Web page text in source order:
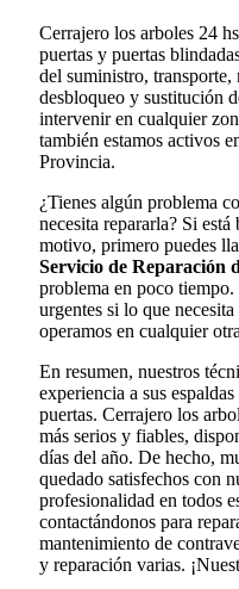
Cerrajero los arboles 24
puertas y puertas
del suministro,
desbloqueo y sustitución
intervenir en cualquier
también estamos activos
Provincia.
¿Tienes algún problema
necesita repararla? Si
motivo, primero puedes
Servicio de Reparación
problema en poco
urgentes si lo que
operamos en cualquier
En resumen, nuestros
experiencia a sus
puertas. Cerrajero los
más serios y fiables,
días del año. De hecho,
quedado satisfechos con
profesionalidad en todos
contactándonos para
mantenimiento de
y reparación varias.